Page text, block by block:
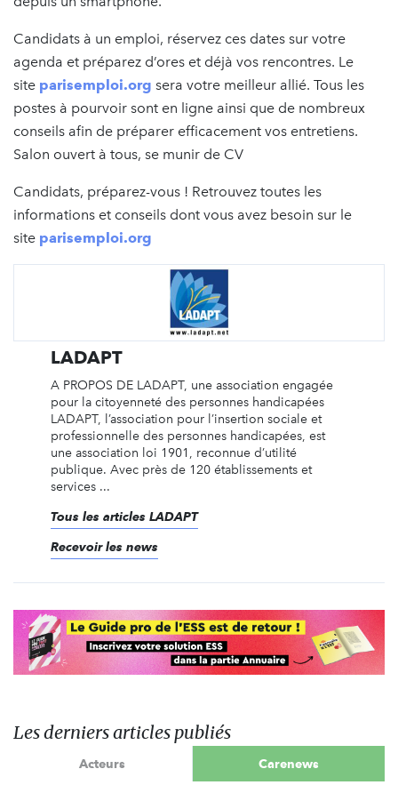
Candidats à un emploi, réservez ces dates sur votre
agenda et préparez d’ores et déjà vos rencontres. Le
site parisemploi.org sera votre meilleur allié. Tous les
postes à pourvoir sont en ligne ainsi que de nombreux
conseils afin de préparer efficacement vos entretiens.
Salon ouvert à tous, se munir de CV
Candidats, préparez-vous ! Retrouvez toutes les
informations et conseils dont vous avez besoin sur le
site parisemploi.org
LADAPT
A PROPOS DE LADAPT, une association engagée
pour la citoyenneté des personnes handicapées
LADAPT, l’association pour l’insertion sociale et
professionnelle des personnes handicapées, est
une association loi 1901, reconnue d’utilité
publique. Avec près de 120 établissements et
services ...
Tous les articles LADAPT
Recevoir les news
Les derniers articles publiés
Acteurs Carenews